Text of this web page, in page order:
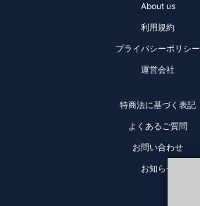
About us
利用規約
プライバシーポリシー
運営会社
特商法に基づく表記
よくあるご質問
お問い合わせ
お知らせ